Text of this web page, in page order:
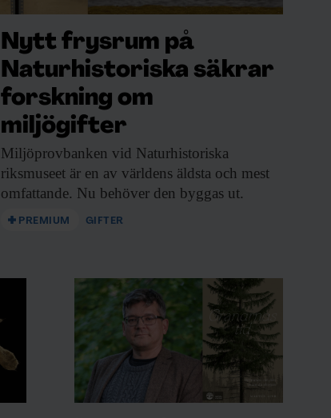
Nytt frysrum på
Naturhistoriska säkrar
forskning om
miljögifter
Miljöprovbanken vid Naturhistoriska
riksmuseet är en av världens äldsta och mest
omfattande. Nu behöver den byggas ut.
PREMIUM GIFTER